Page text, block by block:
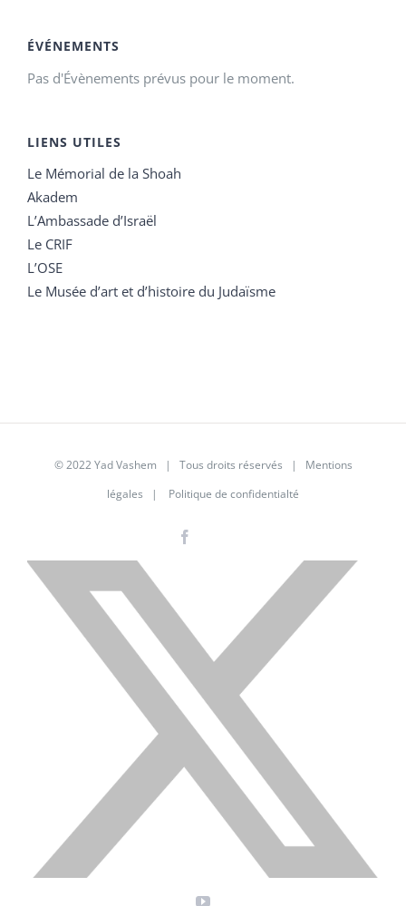
ÉVÉNEMENTS
Pas d'Évènements prévus pour le moment.
LIENS UTILES
Le Mémorial de la Shoah
Akadem
L’Ambassade d’Israël
Le CRIF
L’OSE
Le Musée d’art et d’histoire du Judaïsme
© 2022 Yad Vashem | Tous droits réservés | Mentions
légales | Politique de confidentialté
X
YouTube